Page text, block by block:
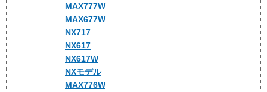
MAX777W
MAX677W
NX717
NX617
NX617W
NXモデル
MAX776W